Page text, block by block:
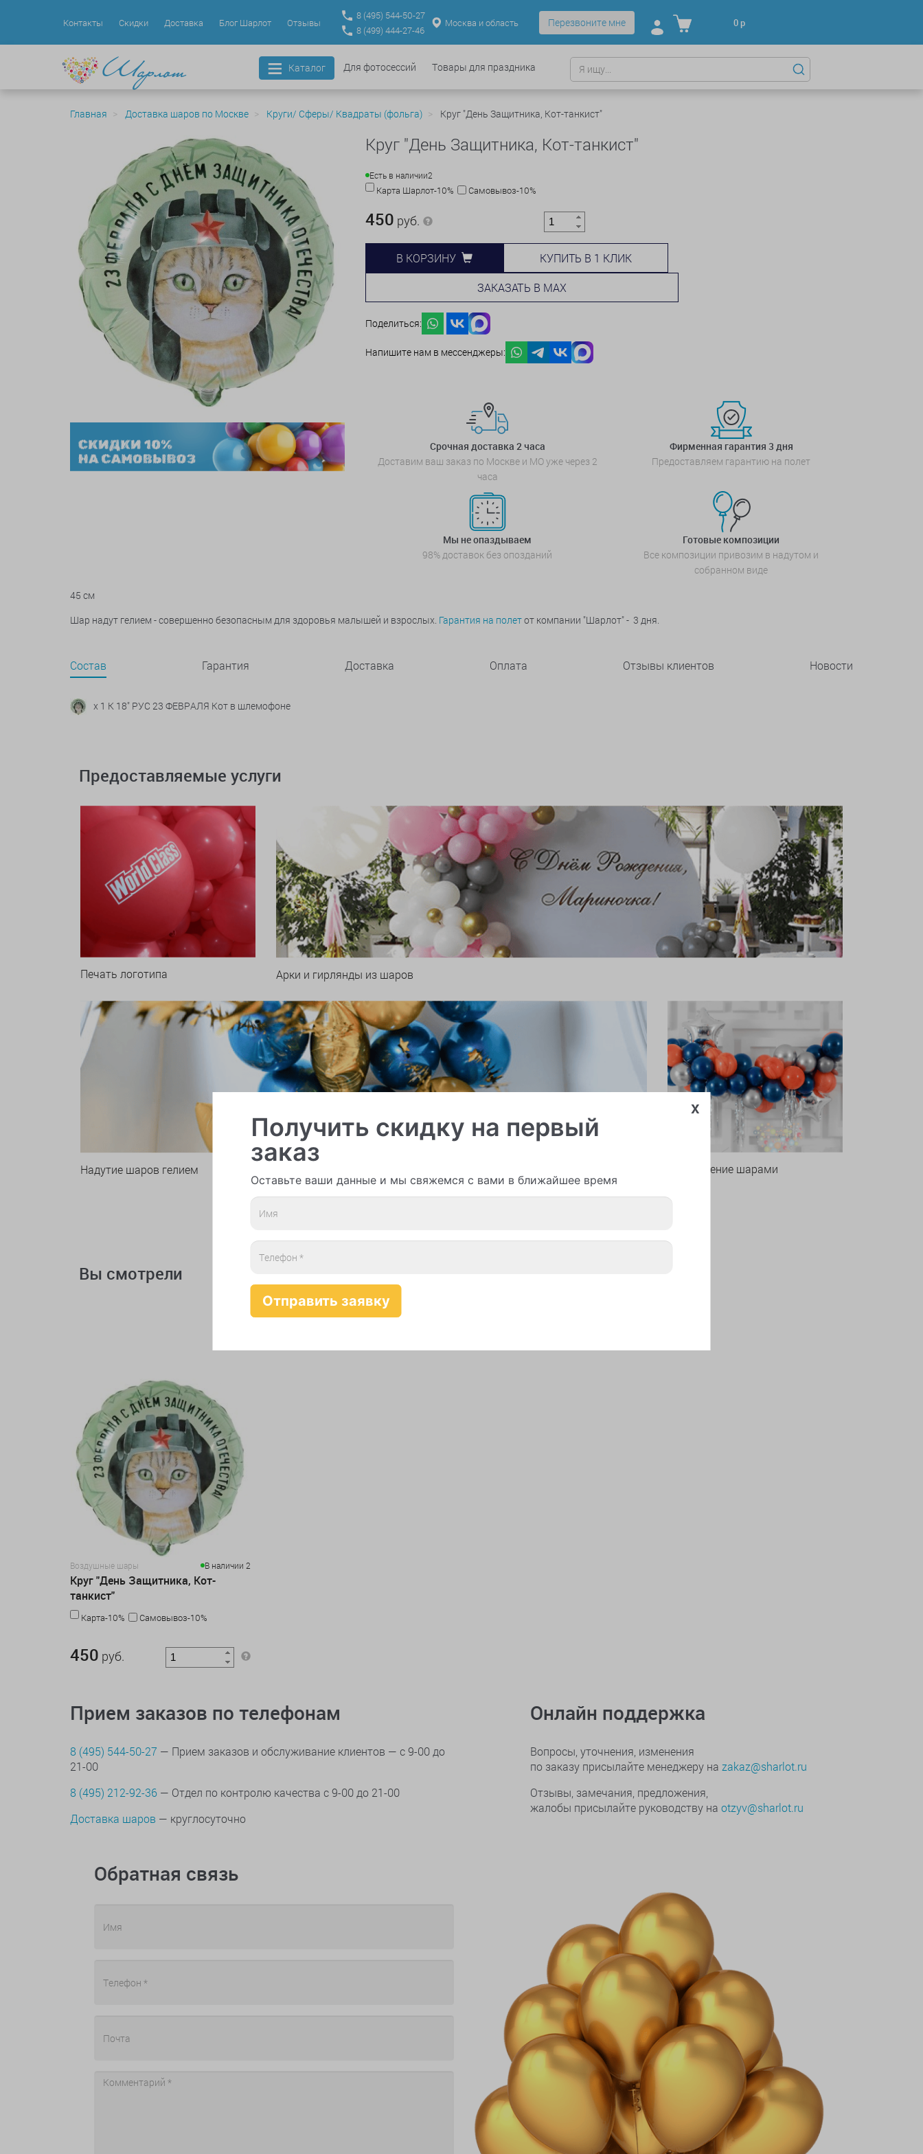
Контакты Скидки Доставка Блог Шарлот Отзывы
8 (495) 544-50-27
8 (499) 444-27-46
Москва и область Перезвоните мне 0р
Каталог Для фотосессий Товары для праздника
Главная Доставка шаров по Москве Круги/ Сферы/ Квадраты (фольга) Круг "День Защитника, Кот-танкист"
Круг "День Защитника, Кот-танкист"
Есть в наличии2
Карта Шарлот-10% Самовывоз-10%
450 руб.
В КОРЗИНУ КУПИТЬ В 1 КЛИК
ЗАКАЗАТЬ В MAX
Поделиться:
Напишите нам в мессенджеры:
Срочная доставка 2 часа
Доставим ваш заказ по Москве и МО уже через 2
часа
Фирменная гарантия 3 дня
Предоставляем гарантию на полет
Мы не опаздываем
98% доставок без опозданий
Готовые композиции
Все композиции привозим в надутом и
собранном виде
45 см
Шар надут гелием - совершенно безопасным для здоровья малышей и взрослых. Гарантия на полетот компании "Шарлот" - 3 дня.
Состав Гарантия Доставка Оплата Отзывы клиентов Новости
x 1 К 18" РУС 23 ФЕВРАЛЯ Кот в шлемофоне
Предоставляемые услуги
Печать логотипа Арки и гирлянды из шаров
Надутие шаров гелием Оформление шарами
Вы смотрели
Воздушные шары В наличии 2
Круг "День Защитника, Кот-
танкист"
Карта-10%
Самовывоз-10%
450 руб.
Прием заказов по телефонам
8 (495) 544-50-27 — Прием заказов и обслуживание клиентов — с 9-00 до
21-00
8 (495) 212-92-36 — Отдел по контролю качества с 9-00 до 21-00
Доставка шаров — круглосуточно
Онлайн поддержка
Вопросы, уточнения, изменения
по заказу присылайте менеджеру на zakaz@sharlot.ru
Отзывы, замечания, предложения,
жалобы присылайте руководству на otzyv@sharlot.ru
Обратная связь
x
Получить скидку на первый
заказ
Оставьте ваши данные и мы свяжемся с вами в ближайшее время